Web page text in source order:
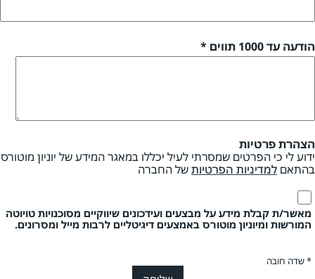
הודעה עד 1000 תווים *
הצהרת פרטיות
ידוע לי כי הפרטים שמסרתי לעיל יכללו במאגר המידע של יוניון מוטורס
בהתאם למדיניות הפרטיותשל החברה
מאשר/ת קבלת מידע על מבצעים ועידכונים שיווקיים מסוכנויות טויוטה
המורשות ומיוניון מוטורס באמצעים דיגיטליים לרבות מייל ומסרונים.
* שדה חובה